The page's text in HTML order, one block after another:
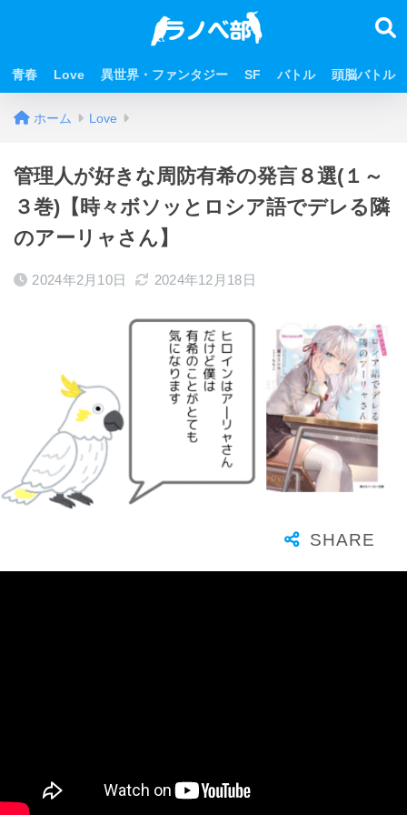
青春 Love 異世界・ファンタジー SF バトル 頭脳バトル
ホーム Love
管理人が好きな周防有希の発言８選(１～
３巻)【時々ボソッとロシア語でデレる隣
のアーリャさん】
2024年2月10日 2024年12月18日